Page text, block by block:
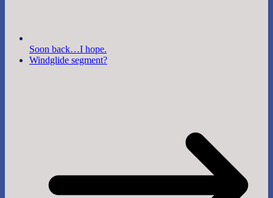
Soon back…I hope.
Windglide segment?